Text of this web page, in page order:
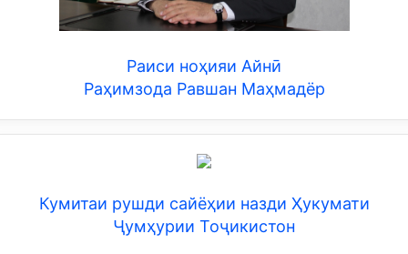
Раиси ноҳияи Айнӣ
Раҳимзода Равшан Маҳмадёр
Кумитаи рушди сайёҳии назди Ҳукумати
Ҷумҳурии Тоҷикистон